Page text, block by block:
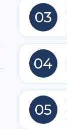
03
04
05